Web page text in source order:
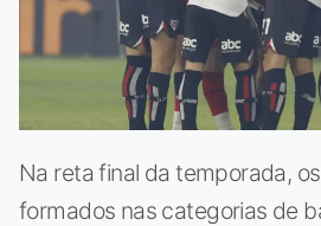
Na reta final da temporada,
formados nas categorias de